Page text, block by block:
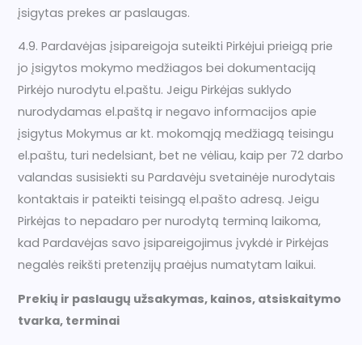
įsigytas prekes ar paslaugas.
4.9. Pardavėjas įsipareigoja suteikti Pirkėjui prieigą prie
jo įsigytos mokymo medžiagos bei dokumentaciją
Pirkėjo nurodytu el.paštu. Jeigu Pirkėjas suklydo
nurodydamas el.paštą ir negavo informacijos apie
įsigytus Mokymus ar kt. mokomąją medžiagą teisingu
el.paštu, turi nedelsiant, bet ne vėliau, kaip per 72 darbo
valandas susisiekti su Pardavėju svetainėje nurodytais
kontaktais ir pateikti teisingą el.pašto adresą. Jeigu
Pirkėjas to nepadaro per nurodytą terminą laikoma,
kad Pardavėjas savo įsipareigojimus įvykdė ir Pirkėjas
negalės reikšti pretenzijų praėjus numatytam laikui.
Prekių ir paslaugų užsakymas, kainos, atsiskaitymo
tvarka, terminai